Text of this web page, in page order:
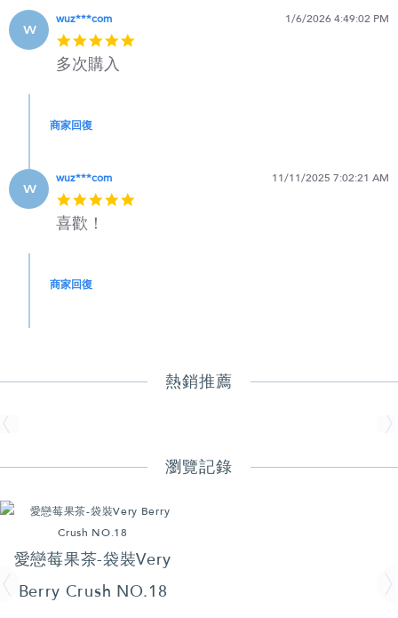
w wuz***com 1/6/2026 4:49:02 PM
多次購入
商家回復
w wuz***com 11/11/2025 7:02:21 AM
喜歡！
商家回復
熱銷推薦
瀏覽記錄
愛戀莓果茶-袋裝Very
Berry Crush NO.18